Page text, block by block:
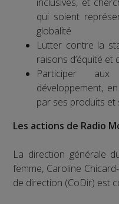
qui soient
globalité
Lutter contre la
raisons d’équité
Participer
développement,
par ses produits et
Les actions de Radio
La direction générale
femme, Caroline
de direction (CoDir) est